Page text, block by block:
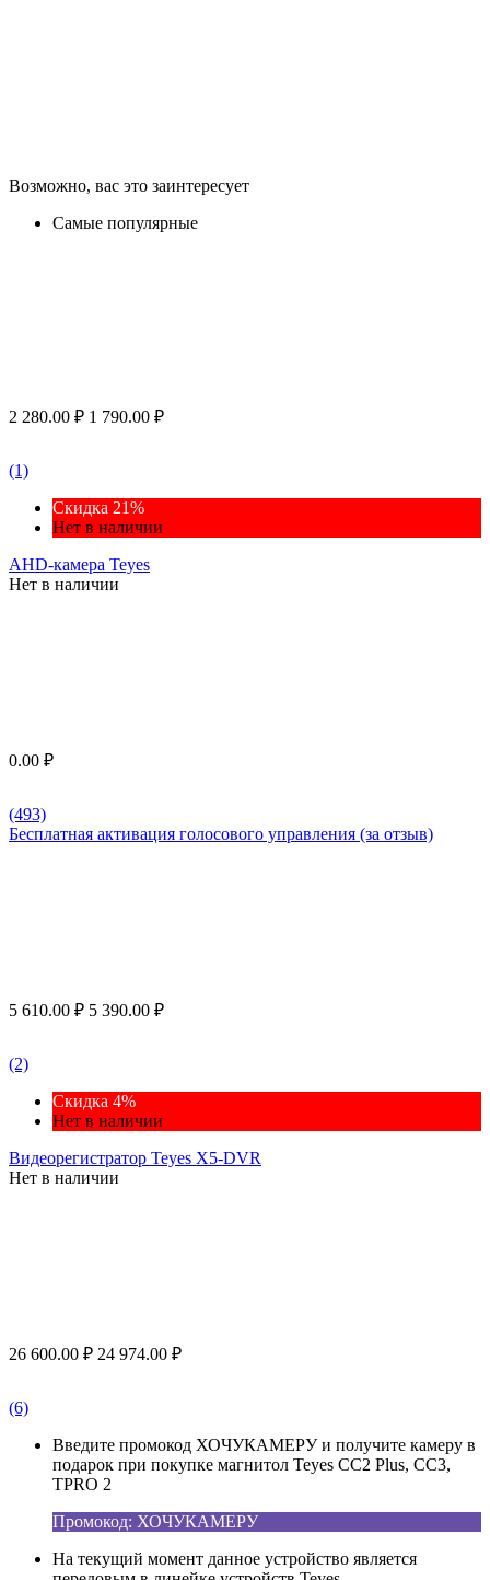
Возможно, вас это заинтересует
Самые популярные
2 280.00 ₽ 1 790.00 ₽
(1)
Скидка 21%
Нет в наличии
AHD-камера Teyes
Нет в наличии
0.00 ₽
(493)
Бесплатная активация голосового управления (за отзыв)
5 610.00 ₽ 5 390.00 ₽
(2)
Скидка 4%
Нет в наличии
Видеорегистратор Teyes X5-DVR
Нет в наличии
26 600.00 ₽ 24 974.00 ₽
(6)
Введите промокод ХОЧУКАМЕРУ и получите камеру в
подарок при покупке магнитол Teyes CC2 Plus, CC3,
TPRO 2
Промокод: ХОЧУКАМЕРУ
На текущий момент данное устройство является